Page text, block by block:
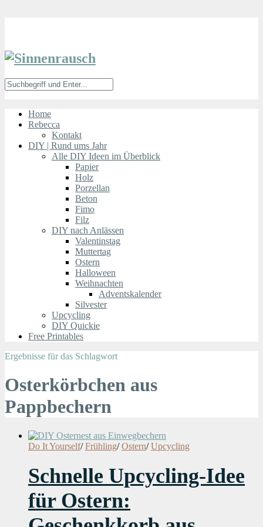
Home
Rebecca
Kontakt
DIY | Rund ums Jahr
Alle DIY Ideen im Überblick
Papier
Holz
Porzellan
Beton
Fimo
Filz
DIY nach Anlässen
Valentinstag
Muttertag
Ostern
Halloween
Weihnachten
Adventskalender
Silvester
Upcycling
DIY Quickie
Free Printables
Ergebnisse für das Schlagwort
Osterkörbchen aus
Pappbechern
Do It Yourself/ Frühling/ Ostern/ Upcycling
Schnelle Upcycling-Idee
für Ostern: